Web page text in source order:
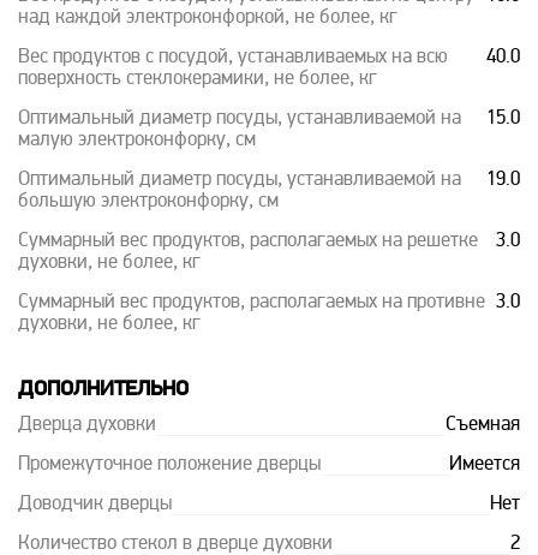
над каждой электроконфоркой, не более, кг
Вес продуктов с посудой, устанавливаемых на всю
поверхность стеклокерамики, не более, кг
40.0
Оптимальный диаметр посуды, устанавливаемой на
малую электроконфорку, см
15.0
Оптимальный диаметр посуды, устанавливаемой на
большую электроконфорку, см
19.0
Суммарный вес продуктов, располагаемых на решетке
духовки, не более, кг
3.0
Суммарный вес продуктов, располагаемых на противне
духовки, не более, кг
3.0
ДОПОЛНИТЕЛЬНО
Дверца духовки Съемная
Промежуточное положение дверцы Имеется
Доводчик дверцы Нет
Количество стекол в дверце духовки 2